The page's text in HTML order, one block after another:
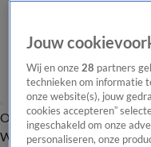
Overzicht Onze programma's
WandelgangenInterviews
Jouw
Wij en onze28 partners
technieken om informatie
onze website(s), jouw
cookies accepteren”
ingeschakeld om onze
personaliseren, onze